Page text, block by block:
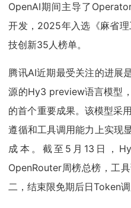
OpenAI期间主导了
开发，2025年入选《麻省
技创新35人榜单。
腾讯AI近期最受关注的进展
源的Hy3 preview语言模型
的首个重要成果。该模型采
遵循和工具调用能力上实现
成本。截至5月13日，
OpenRouter周榜总榜，工
二，结束限免期后日Token调